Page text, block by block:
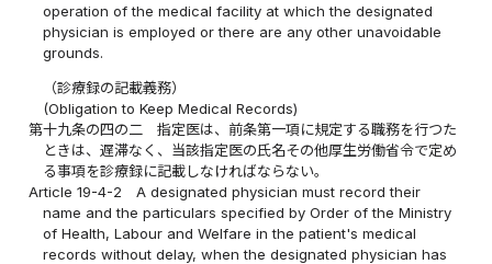
operation of the medical facility at which the designated
physician is employed or there are any other unavoidable
grounds.
（診療録の記載義務）
(Obligation to Keep Medical Records)
第十九条の四の二
指定医は、前条第一項に規定する職務を行つた
ときは、遅滞なく、当該指定医の氏名その他厚生労働省令で定め
る事項を診療録に記載しなければならない。
Article 19-4-2
A designated physician must record their
name and the particulars specified by Order of the Ministry
of Health, Labour and Welfare in the patient's medical
records without delay, when the designated physician has